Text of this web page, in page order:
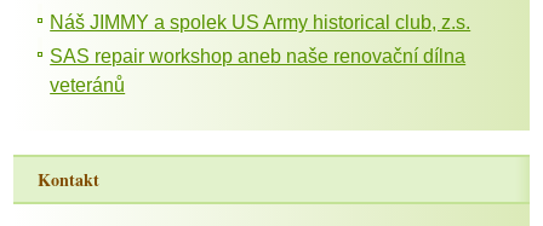
Náš JIMMY a spolek US Army historical club, z.s.
SAS repair workshop aneb naše renovační dílna
veteránů
Kontakt